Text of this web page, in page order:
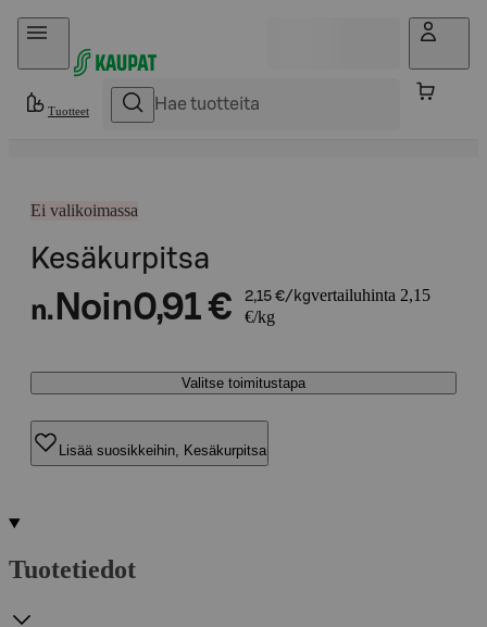
Hyppää sisältöön
Tuotteet
Ei valikoimassa
Kesäkurpitsa
n. Noin0,91 € 2,15 €/kgvertailuhinta 2,15
€/kg
Valitse toimitustapa
Lisää suosikkeihin, Kesäkurpitsa
Tuotetiedot